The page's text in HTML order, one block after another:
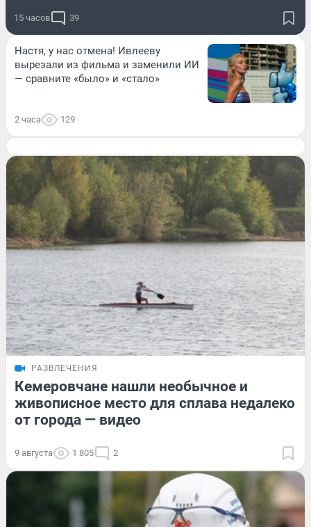
15 часов 39
Настя, у нас отмена! Ивлееву
вырезали из фильма и заменили ИИ
— сравните «было» и «стало»
2 часа 129
РАЗВЛЕЧЕНИЯ
Кемеровчане нашли необычное и
живописное место для сплава недалеко
от города — видео
9 августа 1 805 2